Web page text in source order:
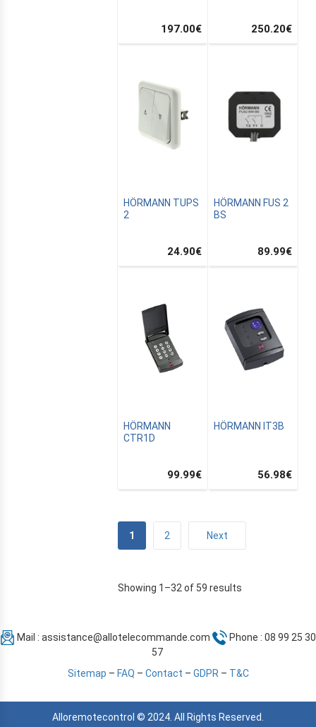
197.00€ 250.20€
HÖRMANN TUPS
2
24.90€
HÖRMANN FUS 2
BS
89.99€
HÖRMANN
CTR1D
99.99€
HÖRMANN IT3B
56.98€
1 2 Next
Showing 1–32 of 59 results
Mail : assistance@allotelecommande.com
Phone : 08 99 25 30
57
Sitemap – FAQ – Contact – GDPR– T&C
Alloremotecontrol © 2024. All Rights Reserved.